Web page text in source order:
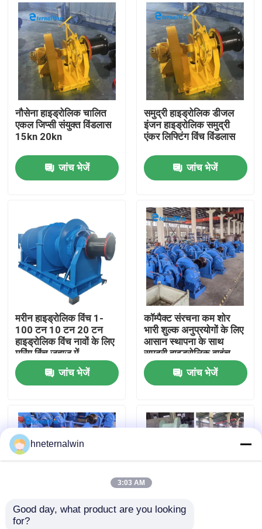
उत्पादों
हमारे बारे में
कारखाना भ्रमण
गुणवत्ता नियंत्रण
संपर्क करें
एक उद्धरण का अनुरोध करें
लिफ्ट क्रेन मशीन
स्पाइडर क्रॉलर क्रेन
नौसेना हाइड्रोलिक चालित
एकल जिप्सी संयुक्त विंडलास
15kn 20kn
जांच भेजें
समुद्री हाइड्रोलिक डीजल
इंजन हाइड्रोलिक समुद्री
एंकर लिफ्टिंग विंच विंडलास
जांच भेजें
मरीन हाइड्रोलिक विंच 1-
100 टन 10 टन 20 टन
हाइड्रोलिक विंच नावों के लिए
मूरिंग विंच जहाज में
जांच भेजें
कॉम्पैक्ट संरचना कम शोर
भारी शुल्क अनुप्रयोगों के लिए
आसान स्थापना के साथ
समुद्री हाइड्रोलिक वाइंच
जांच भेजें
समुद्री हाइड्रोलिक विंच 1-
hneternalwin
3:03 AM
Good day, what product are you looking
for?